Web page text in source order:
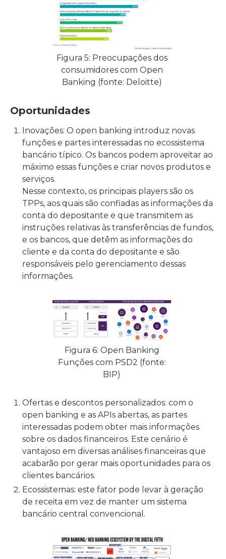
Figura 5: Preocupações dos
consumidores com Open
Banking (fonte: Deloitte)
Oportunidades
Inovações: O open banking introduz novas
funções e partes interessadas no ecossistema
bancário típico. Os bancos podem aproveitar ao
máximo essas funções e criar novos produtos e
serviços.
Nesse contexto, os principais players são os
TPPs, aos quais são confiadas as informações da
conta do depositante e que transmitem as
instruções relativas às transferências de fundos,
e os bancos, que detêm as informações do
cliente e da conta do depositante e são
responsáveis pelo gerenciamento dessas
informações.
Figura 6: Open Banking
Funções com PSD2 (fonte:
BIP)
Ofertas e descontos personalizados: com o
open banking e as APIs abertas, as partes
interessadas podem obter mais informações
sobre os dados financeiros. Este cenário é
vantajoso em diversas análises financeiras que
acabarão por gerar mais oportunidades para os
clientes bancários.
Ecossistemas: este fator pode levar à geração
de receita em vez de manter um sistema
bancário central convencional.